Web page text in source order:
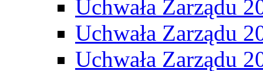
Uchwała Zarządu
Uchwała Zarządu
Uchwała Zarządu